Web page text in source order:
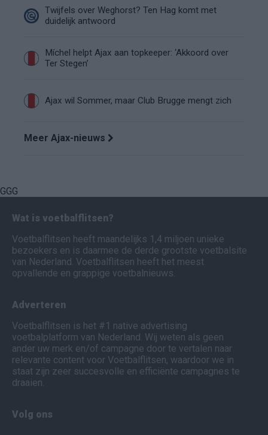
Twijfels over Weghorst? Ten Hag komt met
duidelijk antwoord
Míchel helpt Ajax aan topkeeper: ‘Akkoord over
Ter Stegen’
Ajax wil Sommer, maar Club Brugge mengt zich
Meer Ajax-nieuws
GGG
Wat is voetbalflitsen?
Voetbalflitsen heeft maandelijks 1,4 miljoen unieke
bezoekers en is daarmee de derde grootste voetbalsite
van Nederland. Voetbalflitsen heeft het meest
opvallende en grappige voetbalnieuws.
Adverteren
Voetbalflitsen is het #1 native advertising
voetbalplatform van Nederland. Wij weten als geen
ander uw merk en/of campagne door te vertalen naar
relevante content voor Voetbalflitsen, waardoor we in
staat zijn zeer succesvolle en efficiënte campagnes te
draaien.
Volg ons